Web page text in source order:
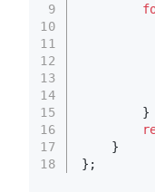
9
10
11
12
13
14
15
16
17
18
        }
    }
};